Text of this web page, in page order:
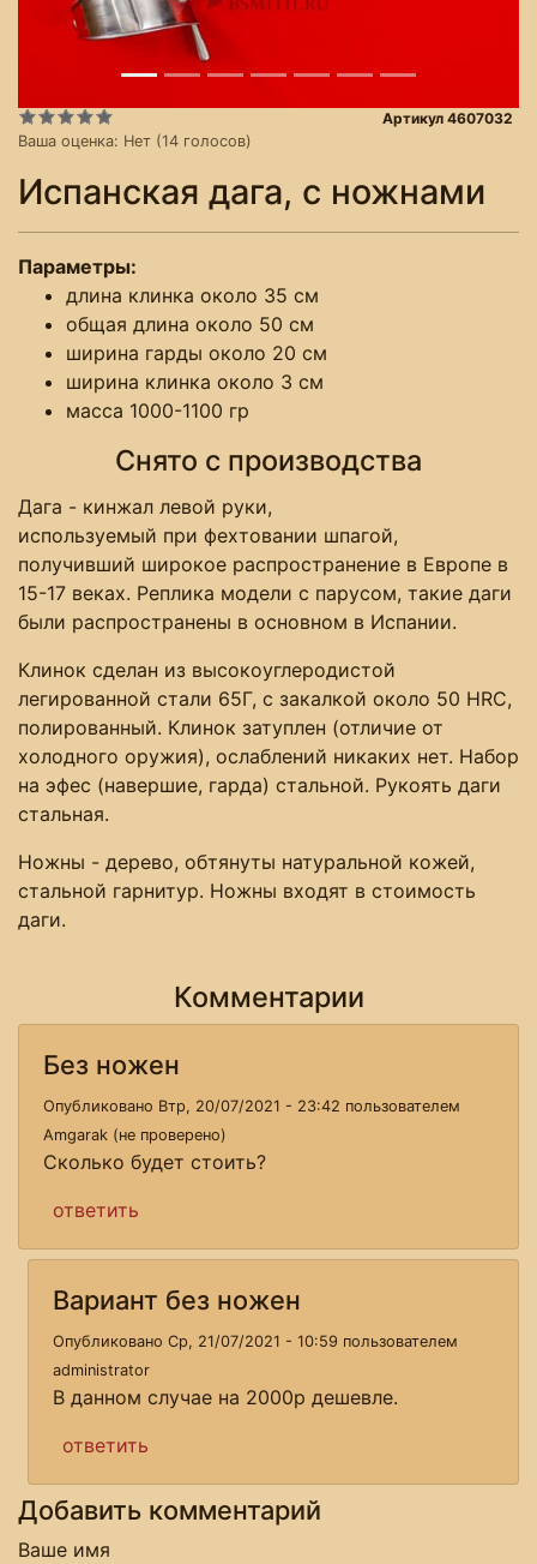
Ваша оценка: Нет (14 голосов)
Артикул 4607032
Испанская дага, с ножнами
Параметры:
длина клинка около 35 см
общая длина около 50 см
ширина гарды около 20 см
ширина клинка около 3 см
масса 1000-1100 гр
Снято с производства
Дага - кинжал левой руки,
используемый при фехтовании шпагой,
получивший широкое распространение в Европе в
15-17 веках. Реплика модели с парусом, такие даги
были распространены в основном в Испании.
Клинок сделан из высокоуглеродистой
легированной стали 65Г, с закалкой около 50 HRC,
полированный. Клинок затуплен (отличие от
холодного оружия), ослаблений никаких нет. Набор
на эфес (навершие, гарда) стальной. Рукоять даги
стальная.
Ножны - дерево, обтянуты натуральной кожей,
стальной гарнитур. Ножны входят в стоимость
даги.
Комментарии
Без ножен
Опубликовано Втр, 20/07/2021 - 23:42 пользователем
Amgarak (не проверено)
Сколько будет стоить?
ответить
Вариант без ножен
Опубликовано Ср, 21/07/2021 - 10:59 пользователем
administrator
В данном случае на 2000р дешевле.
ответить
Добавить комментарий
Ваше имя